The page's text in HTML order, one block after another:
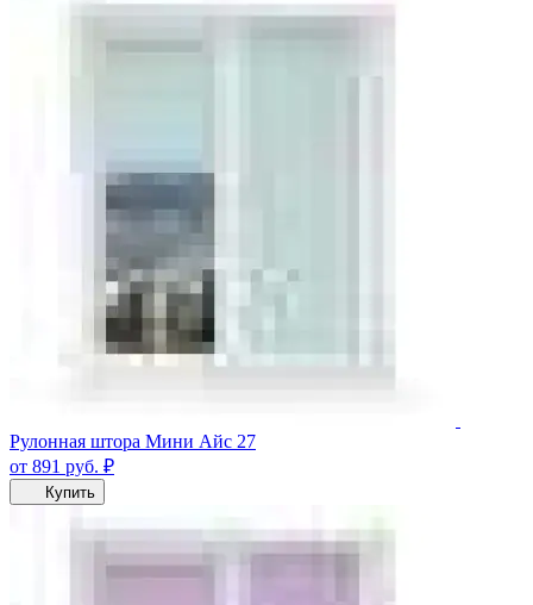
Рулонная штора Мини Айс 27
от 891 руб. ₽
Купить